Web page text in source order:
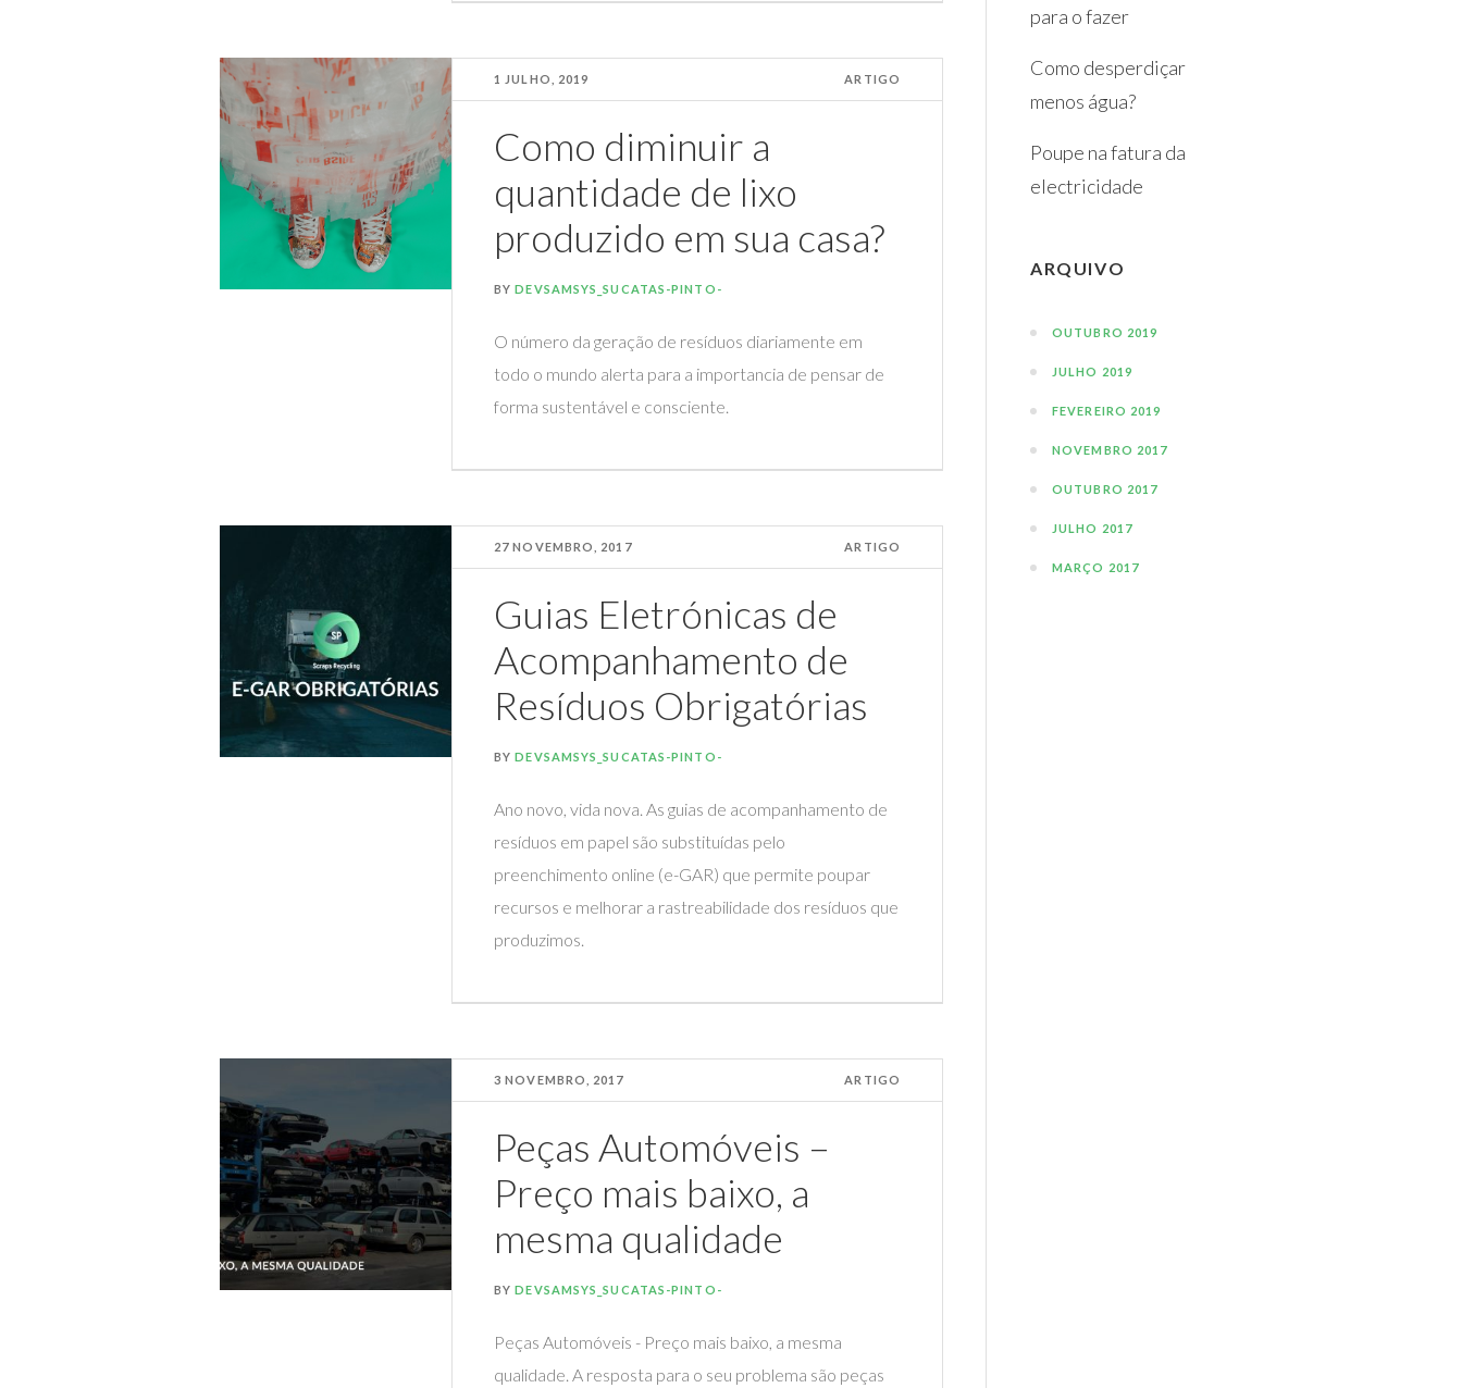
1 JULHO, 2019 ARTIGO
Como diminuir a
quantidade de lixo
produzido em sua casa?
BYDEVSAMSYS_SUCATAS-PINTO-
O número da geração de resíduos diariamente em
todo o mundo alerta para a importancia de pensar de
forma sustentável e consciente.
27 NOVEMBRO, 2017 ARTIGO
Guias Eletrónicas de
Acompanhamento de
Resíduos Obrigatórias
BYDEVSAMSYS_SUCATAS-PINTO-
Ano novo, vida nova. As guias de acompanhamento de
resíduos em papel são substituídas pelo
preenchimento online (e-GAR) que permite poupar
recursos e melhorar a rastreabilidade dos resíduos que
produzimos.
3 NOVEMBRO, 2017 ARTIGO
Peças Automóveis –
Preço mais baixo, a
mesma qualidade
BYDEVSAMSYS_SUCATAS-PINTO-
Peças Automóveis - Preço mais baixo, a mesma
qualidade. A resposta para o seu problema são peças
para o fazer
Como desperdiçar
menos água?
Poupe na fatura da
electricidade
ARQUIVO
OUTUBRO 2019
JULHO 2019
FEVEREIRO 2019
NOVEMBRO 2017
OUTUBRO 2017
JULHO 2017
MARÇO 2017